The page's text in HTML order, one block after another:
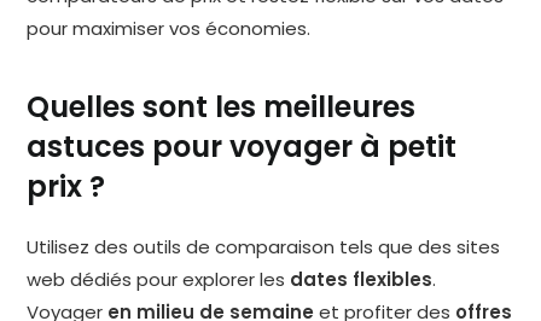
pour maximiser vos économies.
Quelles sont les meilleures
astuces pour voyager à petit
prix ?
Utilisez des outils de comparaison tels que des sites
web dédiés pour explorer les dates flexibles.
Voyager en milieu de semaine et profiter des offres